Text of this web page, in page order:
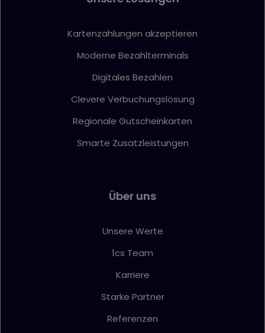
Kartenzahlungen akzeptieren
Moderne Bezahlterminals
Digitales Bezahlen
Clevere Verbuchungslösung
Regionale Gutscheinkarten
Smarte Zusatzleistungen
Über uns
Unsere Werte
1cs Team
Karriere
Starke Partner
Referenzen